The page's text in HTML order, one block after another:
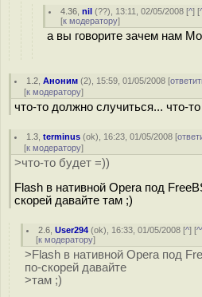
4.36 ,nil (??), 13:11, 02/05/2008 [^] [
[к модератору]
а вы говорите зачем нам
1.2 ,Аноним (2), 15:59, 01/05/2008 [
[к модератору]
что-то должно случиться... что-
1.3 ,terminus (ok), 16:23, 01/05/2008 [
[к модератору]
>что-то будет =))
Flash в нативной Opera под
скорей давайте там ;)
2.6 ,User294 (ok), 16:33, 01/05/2008 [^] [
[к модератору]
>Flash в нативной Opera под
по-скорей давайте
>там ;)